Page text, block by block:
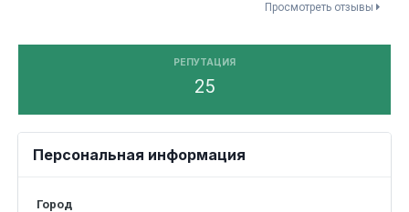
Просмотреть отзывы
РЕПУТАЦИЯ
25
Персональная информация
Город